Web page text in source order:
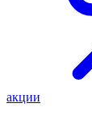
акции